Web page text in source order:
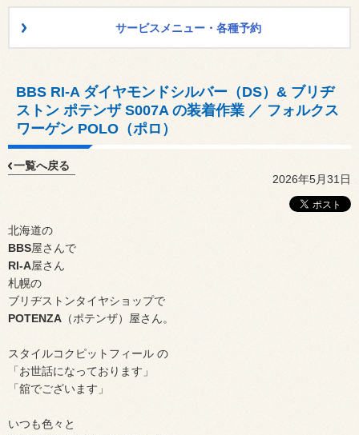
サービスメニュー・各種予約
BBS RI-A ダイヤモンドシルバー（DS）& ブリヂ
ストン ポテンザ S007A の装着作業 ／ フォルクス
ワーゲン POLO（ポロ）
一覧へ戻る
2026年5月31日
北海道の
BBS屋さんで
RI-A屋さん
札幌の
ブリヂストンタイヤショップで
POTENZA （ポテンザ）屋さん。
スタイルコクピットフィール の
「お世話になっております」
「舘でございます」
いつも色々と